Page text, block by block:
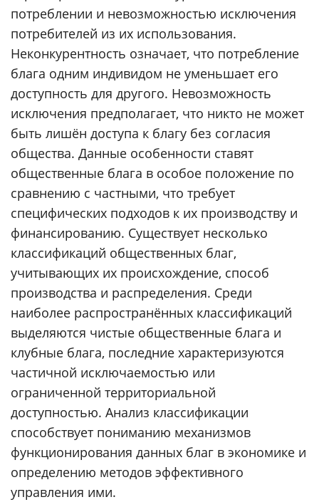
потреблении и невозможностью исключения
потребителей из их использования.
Неконкурентность означает, что потребление
блага одним индивидом не уменьшает его
доступность для другого. Невозможность
исключения предполагает, что никто не может
быть лишён доступа к благу без согласия
общества. Данные особенности ставят
общественные блага в особое положение по
сравнению с частными, что требует
специфических подходов к их производству и
финансированию. Существует несколько
классификаций общественных благ,
учитывающих их происхождение, способ
производства и распределения. Среди
наиболее распространённых классификаций
выделяются чистые общественные блага и
клубные блага, последние характеризуются
частичной исключаемостью или
ограниченной территориальной
доступностью. Анализ классификации
способствует пониманию механизмов
функционирования данных благ в экономике и
определению методов эффективного
управления ими.